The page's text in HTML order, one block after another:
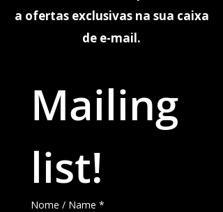
a ofertas exclusivas na sua caixa
de e-mail.
Mailing
list!
Nome / Name *